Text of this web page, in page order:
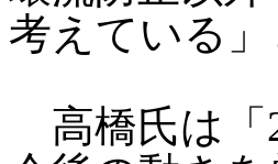
考えている
高橋氏は「